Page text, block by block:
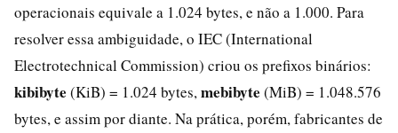
operacionais equivale a 1.024 bytes, e não a 1.000. Para
resolver essa ambiguidade, o IEC (International
Electrotechnical Commission) criou os prefixos binários:
kibibyte (KiB) = 1.024 bytes, mebibyte (MiB) = 1.048.576
bytes, e assim por diante. Na prática, porém, fabricantes de